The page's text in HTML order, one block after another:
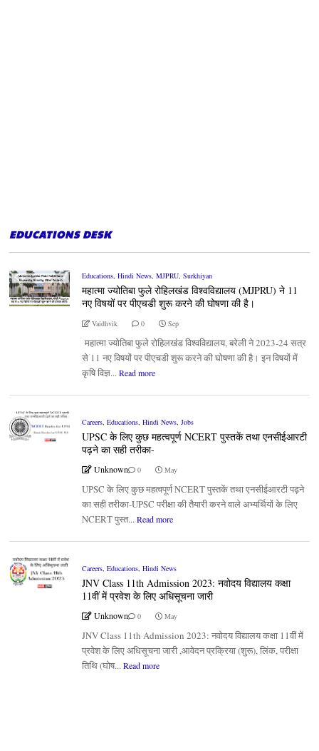
EDUCATIONS DESK
Educations, Hindi News, MJPRU, Surkhiyan
महात्मा ज्योतिबा फुले रोहिलखंड विश्वविद्यालय (MJPRU) ने 11
नए विषयों पर पीएचडी शुरू करने की घोषणा की है।
Vaidhvik 0 Sep
महात्मा ज्योतिबा फुले रोहिलखंड विश्वविद्यालय, बरेली ने 2023-24 सत्र
से 11 नए विषयों पर पीएचडी शुरू करने की घोषणा की है। इन विषयों में
कृषि विज्ञ... Read more
Careers, Educations, Hindi News, Jobs
UPSC के लिए कुछ महत्वपूर्ण NCERT पुस्तकें तथा एनसीईआरटी
पढ़ने का सही तरीका-
Unknown 0 May
UPSC के लिए कुछ महत्वपूर्ण NCERT पुस्तकें तथा एनसीईआरटी पढ़ने
का सही तरीका-UPSC परीक्षा की तैयारी करने वाले अभ्यर्थियों के लिए
NCERT पुस्त... Read more
Careers, Educations, Hindi News
JNV Class 11th Admission 2023: नवोदय विद्यालय कक्षा
11वीं में प्रवेश के लिए अधिसूचना जारी
Unknown 0 May
JNV Class 11th Admission 2023: नवोदय विद्यालय कक्षा 11वीं में
प्रवेश के लिए अधिसूचना जारी ,आवेदन प्रक्रिया (शुरू), लिंक, परीक्षा
तिथि (घोष... Read more